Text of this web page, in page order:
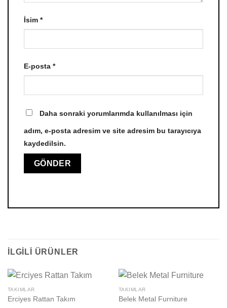
İsim *
E-posta *
Daha sonraki yorumlarımda kullanılması için
adım, e-posta adresim ve site adresim bu tarayıcıya
kaydedilsin.
İLGILI ÜRÜNLER
TAKIMLAR
Erciyes Rattan Takım
TAKIMLAR
Belek Metal Furniture